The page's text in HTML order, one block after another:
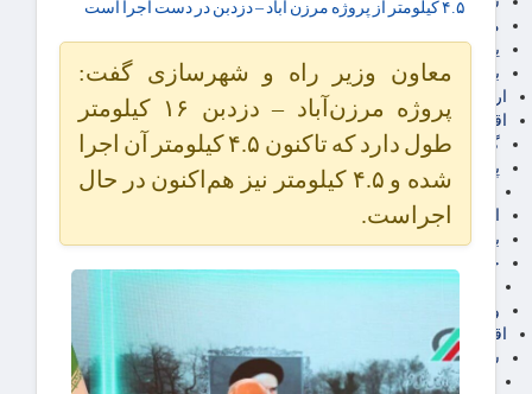
مالیات
یارانه و معیشت مردم
برق، آب و انرژی
ارز دیجیتال
اقتصاد اجتماعی
گردشگری
پزشکی، سلامت و زیبایی
ایران مدلب
اجتماعی
بازنشستگان
حقوق و قضایی
دفتر وکیل
ورزشی
اقتصاد شهری و روستایی
شهر و مسکن و عمران
گسترش ساختمان
۴.۵ کیلومتر از پروژه مرزن آباد – دزدبن در دست اجرا است
معاون وزیر راه و شهرسازی گفت:
پروژه مرزن‌آباد – دزدبن ۱۶ کیلومتر
طول دارد که تاکنون ۴.۵ کیلومتر آن اجرا
شده و ۴.۵ کیلومتر نیز هم‌اکنون در حال
اجراست.